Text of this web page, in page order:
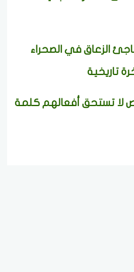
الزعاق في الصحراء
تاريخية
يحدد 6 أشخاص لا تستحق أفعالهم كلمة